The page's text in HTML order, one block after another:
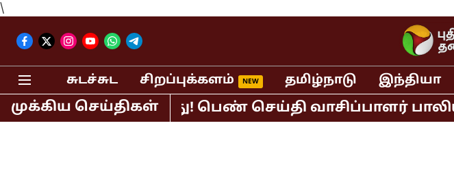
\
சுடச்சுட சிறப்புக்களம் தமிழ்நாடு இந்தியா
முக்கிய செய்திகள்கைது! பெண் செய்தி வாசிப்பாளர் பாலியல்